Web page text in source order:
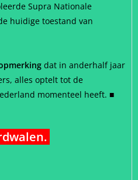
Supra Nationale
huidige toestand van
dat in anderhalf jaar
alles optelt tot de
momenteel heeft. ■